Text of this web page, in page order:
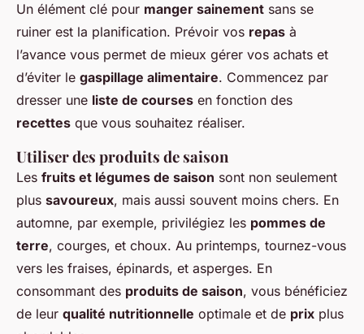
Un élément clé pour manger sainement sans se
ruiner est la planification. Prévoir vos repas à
l’avance vous permet de mieux gérer vos achats et
d’éviter le gaspillage alimentaire. Commencez par
dresser une liste de courses en fonction des
recettes que vous souhaitez réaliser.
Utiliser des produits de saison
Les fruits et légumes de saison sont non seulement
plus savoureux, mais aussi souvent moins chers. En
automne, par exemple, privilégiez les pommes de
terre, courges, et choux. Au printemps, tournez-vous
vers les fraises, épinards, et asperges. En
consommant des produits de saison, vous bénéficiez
de leur qualité nutritionnelle optimale et de prix plus